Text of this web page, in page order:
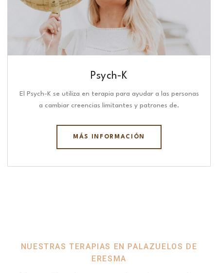
Psych-K
El Psych-K se utiliza en terapia para ayudar a las personas
a cambiar creencias limitantes y patrones de.
MÁS INFORMACIÓN
NUESTRAS TERAPIAS EN PALAZUELOS DE
ERESMA